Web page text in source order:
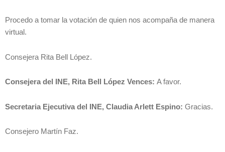
Procedo a tomar la votación de quien nos acompaña de manera
virtual.
Consejera Rita Bell López.
Consejera del INE, Rita Bell López Vences: A favor.
Secretaria Ejecutiva del INE, Claudia Arlett Espino: Gracias.
Consejero Martín Faz.